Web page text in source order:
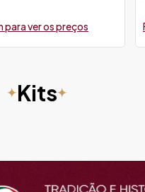
para ver os preços
Kits